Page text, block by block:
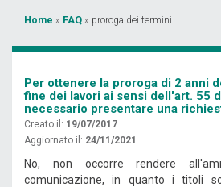
Tu
sei
qui
Home » FAQ » proroga dei termini
Per ottenere la proroga di 2 anni
fine dei lavori ai sensi dell'art. 55
necessario presentare una
Creato il: 19/07/2017
Aggiornato il: 24/11/2021
No, non occorre rendere
comunicazione, in quanto i titoli